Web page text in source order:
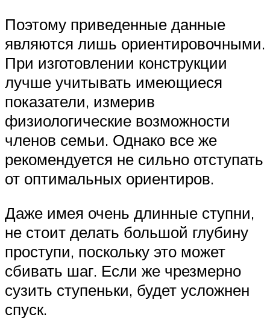
Поэтому приведенные данные
являются лишь ориентировочными.
При изготовлении конструкции
лучше учитывать имеющиеся
показатели, измерив
физиологические возможности
членов семьи. Однако все же
рекомендуется не сильно отступать
от оптимальных ориентиров.
Даже имея очень длинные ступни,
не стоит делать большой глубину
проступи, поскольку это может
сбивать шаг. Если же чрезмерно
сузить ступеньки, будет усложнен
спуск.